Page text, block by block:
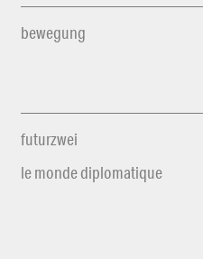
bewegung
futurzwei
le monde diplomatique